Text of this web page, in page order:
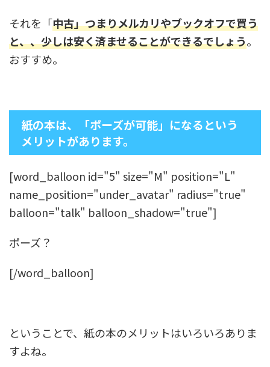
それを「中古」つまりメルカリやブックオフで買う
と、、少しは安く済ませることができるでしょう。
おすすめ。
紙の本は、「ポーズが可能」になるという
メリットがあります。
[word_balloon id="5" size="M" position="L"
name_position="under_avatar" radius="true"
balloon="talk" balloon_shadow="true"]
ポーズ？
[/word_balloon]
ということで、紙の本のメリットはいろいろありま
すよね。